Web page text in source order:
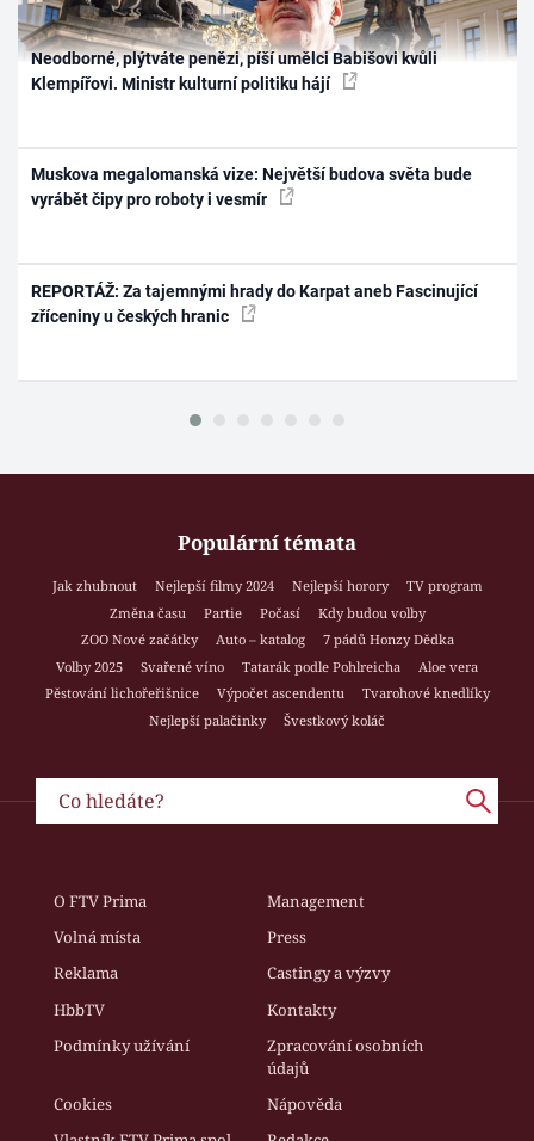
Neodborné, plýtváte penězi, píší umělci Babišovi kvůli
Klempířovi. Ministr kulturní politiku hájí
Muskova megalomanská vize: Největší budova světa bude
vyrábět čipy pro roboty i vesmír
REPORTÁŽ: Za tajemnými hrady do Karpat aneb Fascinující
zříceniny u českých hranic
Populární témata
Jak zhubnout Nejlepší filmy 2024 Nejlepší horory
TV program
Změna času
Partie Počasí
Kdy budou volby
ZOO Nové začátky
Auto – katalog
7 pádů Honzy Dědka
Volby 2025
Svařené víno Tatarák podle Pohlreicha
Aloe vera
Pěstování lichořeřišnice
Výpočet ascendentu
Tvarohové knedlíky
Nejlepší palačinky
Švestkový koláč
O FTV Prima
Management
Volná místa
Press
Reklama
Castingy a výzvy
HbbTV
Kontakty
Podmínky užívání
Zpracování osobních
údajů
Cookies
Nápověda